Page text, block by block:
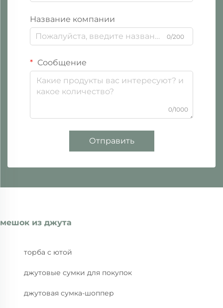
Название компании
0/200
Сообщение
0/1000
Отправить
мешок из джута
торба с ютой
джутовые сумки для покупок
джутовая сумка-шоппер